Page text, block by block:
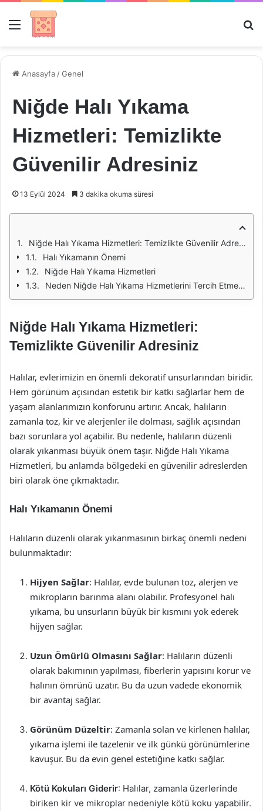
Menü
Anasayfa /Genel
Niğde Halı Yıkama
Hizmetleri: Temizlikte
Güvenilir Adresiniz
13 Eylül 2024 3 dakika okuma süresi
Niğde Halı Yıkama Hizmetleri: Temizlikte Güvenilir Adresiniz
Halı Yıkamanın Önemi
Niğde Halı Yıkama Hizmetleri
Neden Niğde Halı Yıkama Hizmetlerini Tercih Etmelisiniz?
Niğde Halı Yıkama Hizmetleri:
Temizlikte Güvenilir Adresiniz
Halılar, evlerimizin en önemli dekoratif unsurlarından biridir.
Hem görünüm açısından estetik bir katkı sağlarlar hem de
yaşam alanlarımızın konforunu artırır. Ancak, halıların
zamanla toz, kir ve alerjenler ile dolması, sağlık açısından
bazı sorunlara yol açabilir. Bu nedenle, halıların düzenli
olarak yıkanması büyük önem taşır. Niğde Halı Yıkama
Hizmetleri, bu anlamda bölgedeki en güvenilir adreslerden
biri olarak öne çıkmaktadır.
Halı Yıkamanın Önemi
Halıların düzenli olarak yıkanmasının birkaç önemli nedeni
bulunmaktadır:
Hijyen Sağlar: Halılar, evde bulunan toz, alerjen ve
mikropların barınma alanı olabilir. Profesyonel halı
yıkama, bu unsurların büyük bir kısmını yok ederek
hijyen sağlar.
Uzun Ömürlü Olmasını Sağlar: Halıların düzenli
olarak bakımının yapılması, fiberlerin yapısını korur ve
halının ömrünü uzatır. Bu da uzun vadede ekonomik
bir avantaj sağlar.
Görünüm Düzeltir: Zamanla solan ve kirlenen halılar,
yıkama işlemi ile tazelenir ve ilk günkü görünümlerine
kavuşur. Bu da evin genel estetiğine katkı sağlar.
Kötü Kokuları Giderir: Halılar, zamanla üzerlerinde
biriken kir ve mikroplar nedeniyle kötü koku yapabilir.